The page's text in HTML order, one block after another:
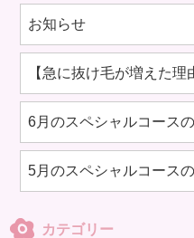
お知らせ
【急に抜け毛が増えた理
6月のスペシャルコース
5月のスペシャルコース
カテゴリー